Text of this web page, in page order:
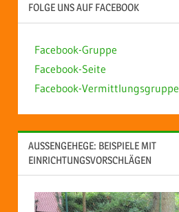
FOLGE UNS AUF FACEBOOK
Facebook-Gruppe
Facebook-Seite
Facebook-Vermittlungsgruppe
AUSSENGEHEGE: BEISPIELE MIT E
INRICHTUNGSVORSCHLÄGEN